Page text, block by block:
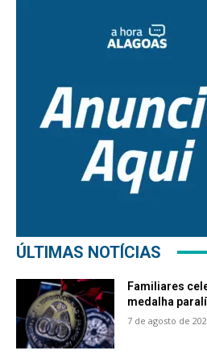
ÚLTIMAS NOTÍCIAS
Familiares
medalha
7 de agosto de